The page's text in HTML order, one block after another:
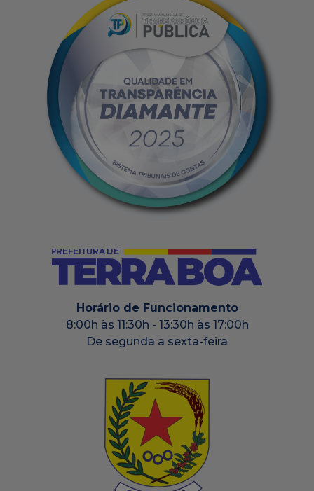
Horário de Funcionamento
8:00h às 11:30h - 13:30h às 17:00h
De segunda a sexta-feira